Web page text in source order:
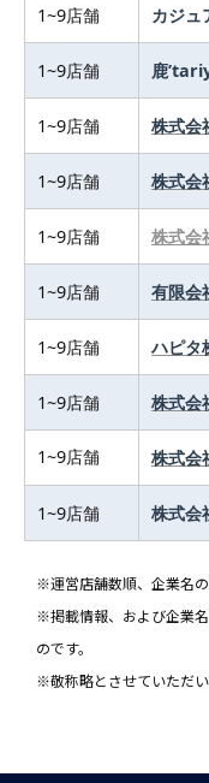
1~9店舗 カジュ
1~9店舗 鹿
1~9店舗 株式会
1~9店舗 株式会
1~9店舗 株式会
1~9店舗 有限会
1~9店舗 ハピタ
1~9店舗 株式会
1~9店舗 株式会
1~9店舗 株式会
※運営店舗数順、企業名の
※掲載情報、および企業
のです。
※敬称略とさせていただい